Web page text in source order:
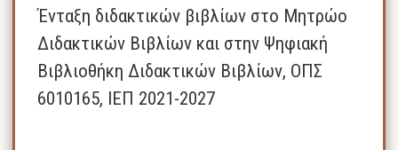
Ένταξη διδακτικών βιβλίων στο Μητρώο
Διδακτικών Βιβλίων και στην Ψηφιακή
Βιβλιοθήκη Διδακτικών Βιβλίων, ΟΠΣ
6010165, ΙΕΠ 2021-2027